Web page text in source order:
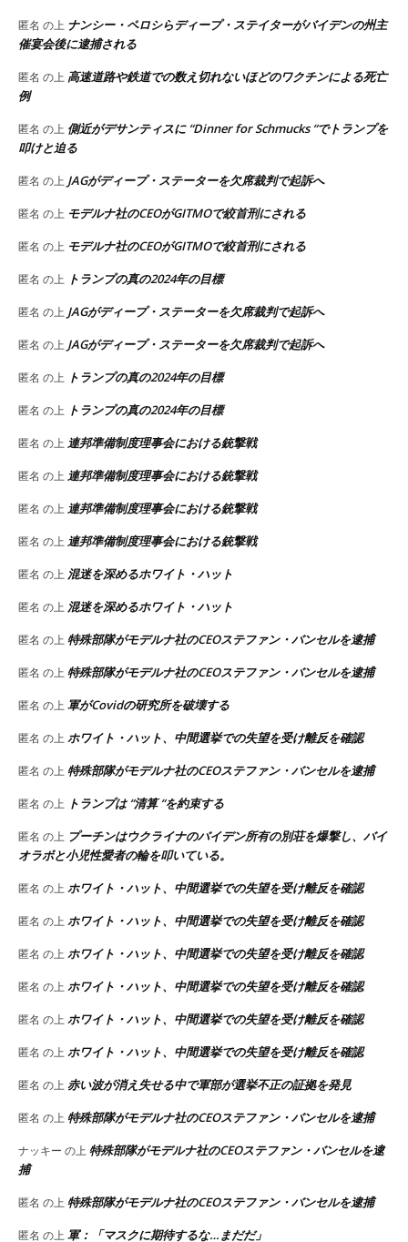
匿名 の上 ナンシー・ペロシらディープ・ステイターがバイデンの州主
催宴会後に逮捕される
匿名 の上 高速道路や鉄道での数え切れないほどのワクチンによる死亡
例
匿名 の上 側近がデサンティスに “Dinner for Schmucks “でトランプを
叩けと迫る
匿名 の上 JAGがディープ・ステーターを欠席裁判で起訴へ
匿名 の上 モデルナ社のCEOがGITMOで絞首刑にされる
匿名 の上 モデルナ社のCEOがGITMOで絞首刑にされる
匿名 の上 トランプの真の2024年の目標
匿名 の上 JAGがディープ・ステーターを欠席裁判で起訴へ
匿名 の上 JAGがディープ・ステーターを欠席裁判で起訴へ
匿名 の上 トランプの真の2024年の目標
匿名 の上 トランプの真の2024年の目標
匿名 の上連邦準備制度理事会における銃撃戦
匿名 の上連邦準備制度理事会における銃撃戦
匿名 の上連邦準備制度理事会における銃撃戦
匿名 の上連邦準備制度理事会における銃撃戦
匿名 の上 混迷を深めるホワイト・ハット
匿名 の上 混迷を深めるホワイト・ハット
匿名 の上特殊部隊がモデルナ社のCEOステファン・バンセルを逮捕
匿名 の上特殊部隊がモデルナ社のCEOステファン・バンセルを逮捕
匿名 の上軍がCovidの研究所を破壊する
匿名 の上ホワイト・ハット、中間選挙での失望を受け離反を確認
匿名 の上特殊部隊がモデルナ社のCEOステファン・バンセルを逮捕
匿名 の上 トランプは “清算 “を約束する
匿名 の上 プーチンはウクライナのバイデン所有の別荘を爆撃し、バイ
オラボと小児性愛者の輪を叩いている。
匿名 の上ホワイト・ハット、中間選挙での失望を受け離反を確認
匿名 の上ホワイト・ハット、中間選挙での失望を受け離反を確認
匿名 の上ホワイト・ハット、中間選挙での失望を受け離反を確認
匿名 の上ホワイト・ハット、中間選挙での失望を受け離反を確認
匿名 の上ホワイト・ハット、中間選挙での失望を受け離反を確認
匿名 の上ホワイト・ハット、中間選挙での失望を受け離反を確認
匿名 の上赤い波が消え失せる中で軍部が選挙不正の証拠を発見
匿名 の上特殊部隊がモデルナ社のCEOステファン・バンセルを逮捕
ナッキー の上特殊部隊がモデルナ社のCEOステファン・バンセルを逮
捕
匿名 の上特殊部隊がモデルナ社のCEOステファン・バンセルを逮捕
匿名 の上軍：「マスクに期待するな…まだだ」